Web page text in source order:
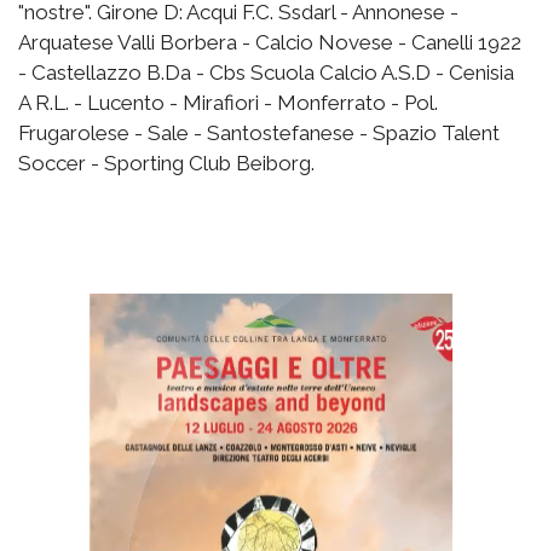
"nostre". Girone D: Acqui F.C. Ssdarl - Annonese -
Arquatese Valli Borbera - Calcio Novese - Canelli 1922
- Castellazzo B.Da - Cbs Scuola Calcio A.S.D - Cenisia
A R.L. - Lucento - Mirafiori - Monferrato - Pol.
Frugarolese - Sale - Santostefanese - Spazio Talent
Soccer - Sporting Club Beiborg.